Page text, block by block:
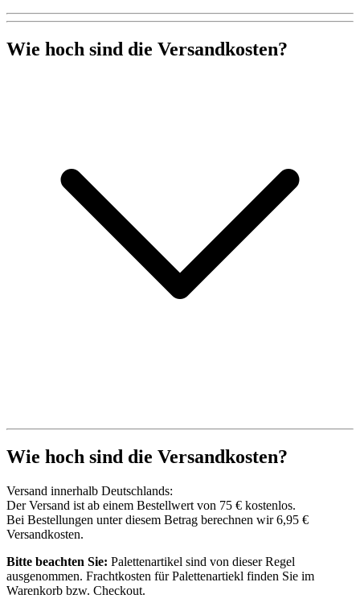
Wie hoch sind die Versandkosten?
Wie hoch sind die Versandkosten?
Versand innerhalb Deutschlands:
Der Versand ist ab einem Bestellwert von 75 € kostenlos.
Bei Bestellungen unter diesem Betrag berechnen wir 6,95 €
Versandkosten.
Bitte beachten Sie: Palettenartikel sind von dieser Regel
ausgenommen. Frachtkosten für Palettenartiekl finden Sie im
Warenkorb bzw. Checkout.